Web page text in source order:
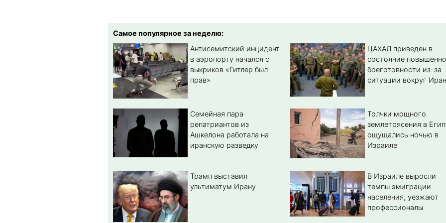
Самое популярное за неделю:
Антисемитский инцидент
в аэропорту начался с
выкриков «Гитлер был
прав»
ЦАХАЛ приведен в
состояние
боеготовности из-за
ситуации вокруг
Семейная пара
репатриантов из
Ашкелона работала на
иранскую разведку
Толчки мощного
землетрясения в
ощущались ночью в
Израиле
Трамп выставил
ультиматум Ирану
В Израиле выросли
темпы эмиграции
населения, уезжают
профессионалы